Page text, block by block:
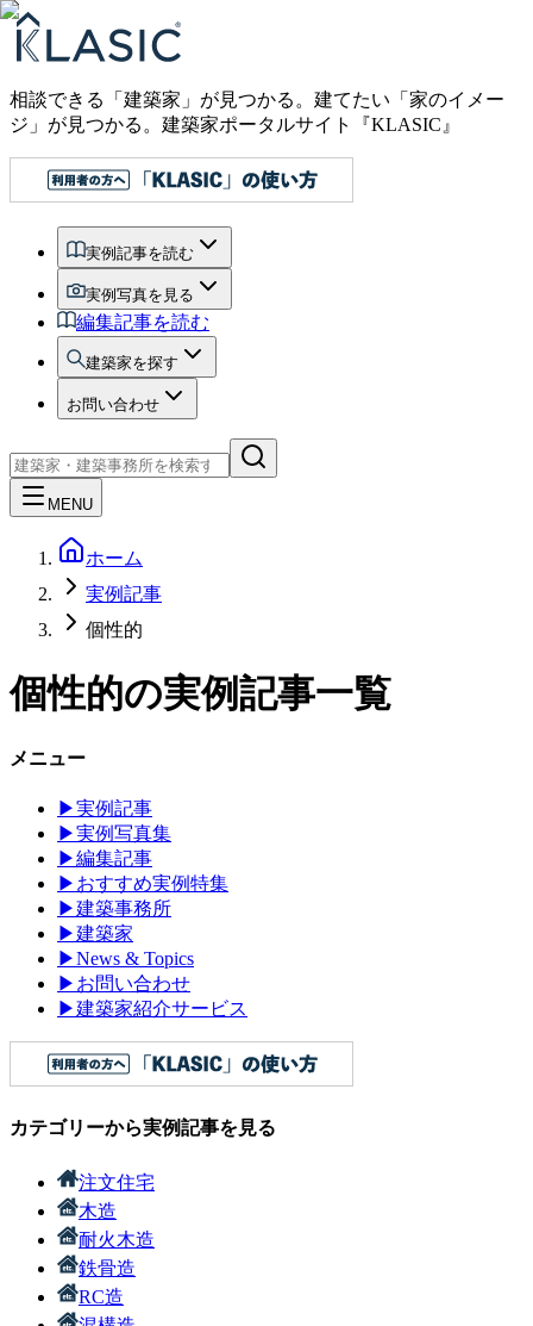
相談できる「建築家」が見つかる。建てたい「家のイメー
ジ」が見つかる。 建築家ポータルサイト『KLASIC』
実例記事を読む
実例写真を見る
編集記事を読む
建築家を探す
お問い合わせ
MENU
ホーム
実例記事
個性的
個性的の実例記事一覧
メニュー
▶実例記事
▶実例写真集
▶編集記事
▶ おすすめ実例特集
▶建築事務所
▶建築家
▶News & Topics
▶ お問い合わせ
▶建築家紹介サービス
カテゴリーから実例記事を見る
注文住宅
木造
耐火木造
鉄骨造
RC造